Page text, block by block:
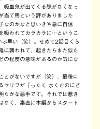
吸血鬼が出てくる隙がなくなっ
当て馬という評がありました
なのかなと思いきや急に自信
吸われてカラカラに…というこ
早い（笑）。せめて2話目くら
に襲われて、起きたらまた似た
の程度の意味があるのか気にな
とがないですが（笑）、最後に
セリフが「ったく 水くむのにど
らかな悪手です。それでは惹き
なく、素直に本編からスタート